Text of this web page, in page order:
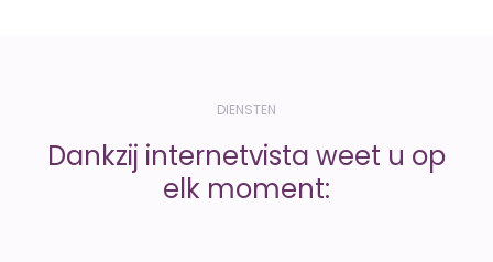
DIENSTEN
Dankzij internetvista weet u op
elk moment: